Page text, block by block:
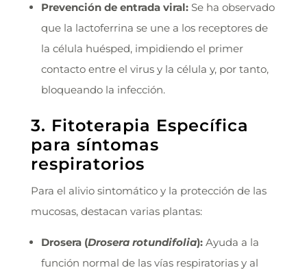
Prevención de entrada viral:Se ha observado
que la lactoferrina se une a los receptores de
la célula huésped, impidiendo el primer
contacto entre el virus y la célula y, por tanto,
bloqueando la infección.
3. Fitoterapia Específica
para síntomas
respiratorios
Para el alivio sintomático y la protección de las
mucosas, destacan varias plantas:
Drosera (Drosera rotundifolia):Ayuda a la
función normal de las vías respiratorias y al